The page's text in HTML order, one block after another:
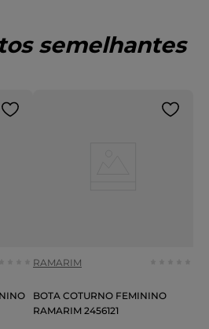
semelhantes
RAMARIM
BOTA COTURNO FEMININO
RAMARIM 2456121